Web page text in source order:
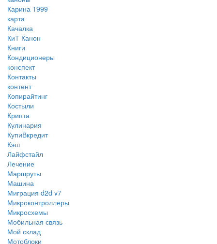
Карина 1999
карта
Качалка
КиТ Канон
Книги
Кондиционеры
конспект
Контакты
контент
Копирайтинг
Костыли
Крипта
Кулинария
КупиВкредит
Кэш
Лайфстайл
Лечение
Маршруты
Машина
Миграция d2d v7
Микроконтроллеры
Микросхемы
Мобильная связь
Мой склад
Мотоблоки